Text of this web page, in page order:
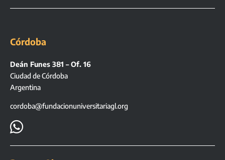
Córdoba
Deán Funes 381 – Of. 16
Ciudad de Córdoba
Argentina
cordoba@fundacionuniversitariagl.org
